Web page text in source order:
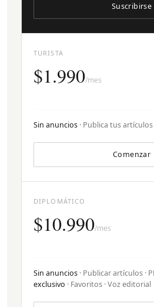
TURISTA
$1.990/mes
Sin anuncios · Publica tus artículos
Comenzar
Suscribirse
DIPLOMÁTICO
$10.990/mes
Sin anuncios · Publicar artículos ·
exclusivo · Favoritos · Voz editorial